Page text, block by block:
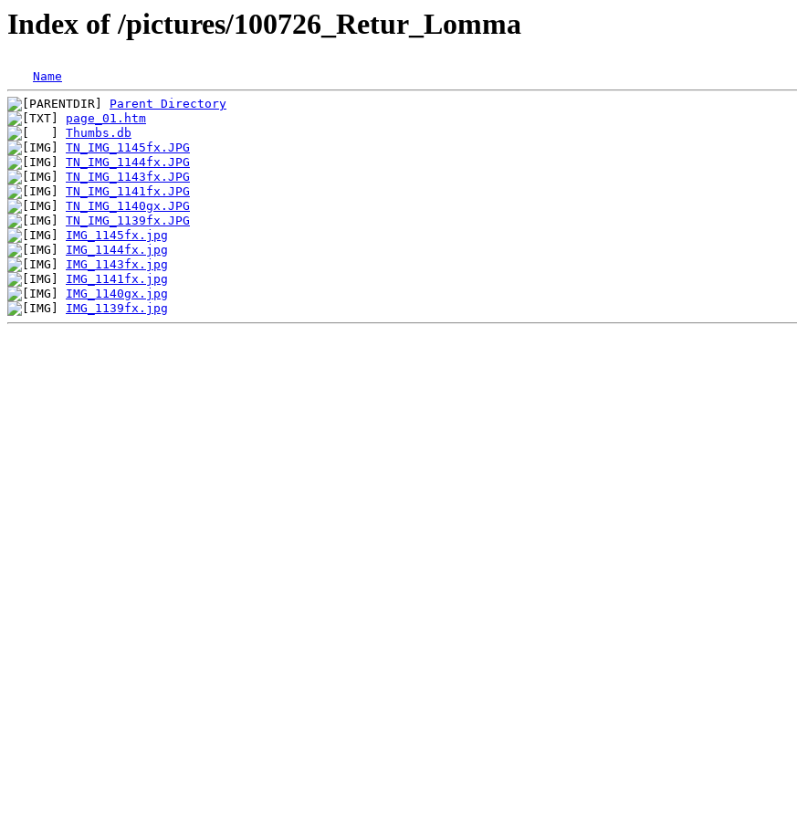
Index of /pictures/100726_Retur_Lomma
Name
Parent Directory
page_01.htm
Thumbs.db
TN_IMG_1145fx.JPG
TN_IMG_1144fx.JPG
TN_IMG_1143fx.JPG
TN_IMG_1141fx.JPG
TN_IMG_1140gx.JPG
TN_IMG_1139fx.JPG
IMG_1145fx.jpg
IMG_1144fx.jpg
IMG_1143fx.jpg
IMG_1141fx.jpg
IMG_1140gx.jpg
IMG_1139fx.jpg